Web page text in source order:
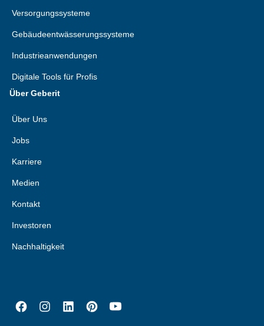
Versorgungssysteme
Gebäudeentwässerungssysteme
Industrieanwendungen
Digitale Tools für Profis
Über Geberit
Über Uns
Jobs
Karriere
Medien
Kontakt
Investoren
Nachhaltigkeit